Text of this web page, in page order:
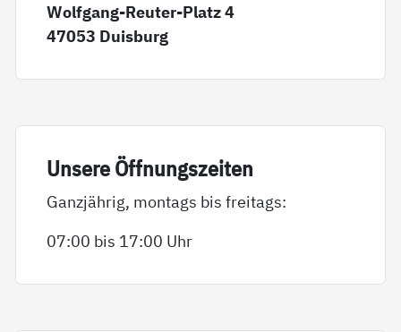
Wolfgang-Reuter-Platz 4
47053 Duisburg
Un­se­re Öff­nungs­zei­ten
Ganzjährig, montags bis freitags:
07:00 bis 17:00 Uhr